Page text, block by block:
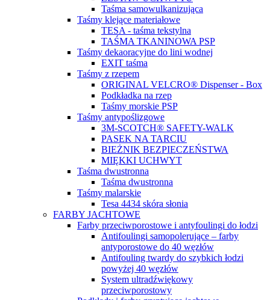
Taśma samowulkanizująca
Taśmy klejące materiałowe
TESA - taśma tekstylna
TAŚMA TKANINOWA PSP
Taśmy dekaoracyjne do lini wodnej
EXIT taśma
Taśmy z rzepem
ORIGINAL VELCRO® Dispenser - Box
Podkładka na rzep
Taśmy morskie PSP
Taśmy antypoślizgowe
3M-SCOTCH® SAFETY-WALK
PASEK NA TARCIU
BIEŻNIK BEZPIECZEŃSTWA
MIĘKKI UCHWYT
Taśma dwustronna
Taśma dwustronna
Taśmy malarskie
Tesa 4434 skóra słonia
FARBY JACHTOWE
Farby przeciwporostowe i antyfoulingi do łodzi
Antifoulingi samopolerujące – farby
antyporostowe do 40 węzłów
Antifouling twardy do szybkich łodzi
powyżej 40 węzłów
System ultradźwiękowy
przeciwporostowy